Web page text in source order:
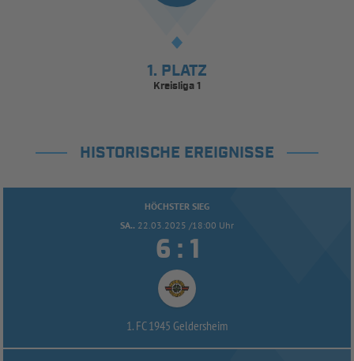
1. PLATZ
Kreisliga 1
HISTORISCHE EREIGNISSE
HÖCHSTER SIEG
SA.. 22.03.2025 /18:00 Uhr
 : 
1. FC 1945 Geldersheim